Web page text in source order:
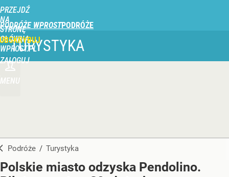
PRZEJDŹ
NA
STRONĘ
GŁÓWNĄ
WPROST.PL
PODRÓŻE WPROST
ZALOGUJ
MENU
TURYSTYKA
Podróże / Turystyka
Polskie miasto odzyska Pendolino.